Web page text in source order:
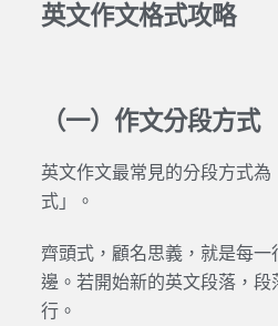
英文作文格式攻略
（一）作文分段方式
英文作文最常見的分段方式為
式」。
齊頭式，顧名思義，就是每一
邊。若開始新的英文段落，
行。